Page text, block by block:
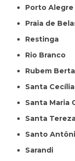
Porto Alegre
Praia de
Restinga
Rio Branco
Rubem Berta
Santa Cecília
Santa Maria
Santa
Santo
Sarandi